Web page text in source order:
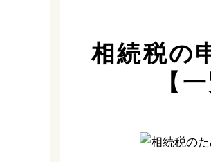
相続税の
【